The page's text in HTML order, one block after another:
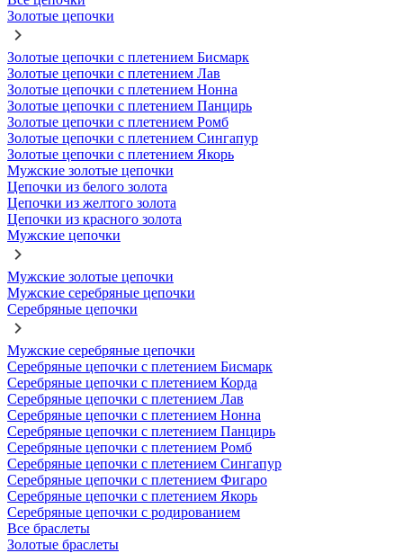
Золотые цепочки
Золотые цепочки с плетением Бисмарк
Золотые цепочки с плетением Лав
Золотые цепочки с плетением Нонна
Золотые цепочки с плетением Панцирь
Золотые цепочки с плетением Ромб
Золотые цепочки с плетением Сингапур
Золотые цепочки с плетением Якорь
Мужские золотые цепочки
Цепочки из белого золота
Цепочки из желтого золота
Цепочки из красного золота
Мужские цепочки
Мужские золотые цепочки
Мужские серебряные цепочки
Серебряные цепочки
Мужские серебряные цепочки
Серебряные цепочки с плетением Бисмарк
Серебряные цепочки с плетением Корда
Серебряные цепочки с плетением Лав
Серебряные цепочки с плетением Нонна
Серебряные цепочки с плетением Панцирь
Серебряные цепочки с плетением Ромб
Серебряные цепочки с плетением Сингапур
Серебряные цепочки с плетением Фигаро
Серебряные цепочки с плетением Якорь
Серебряные цепочки с родированием
Все браслеты
Золотые браслеты